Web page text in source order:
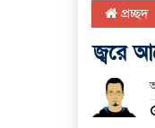
প্রচ্ছদ
জ্বরে